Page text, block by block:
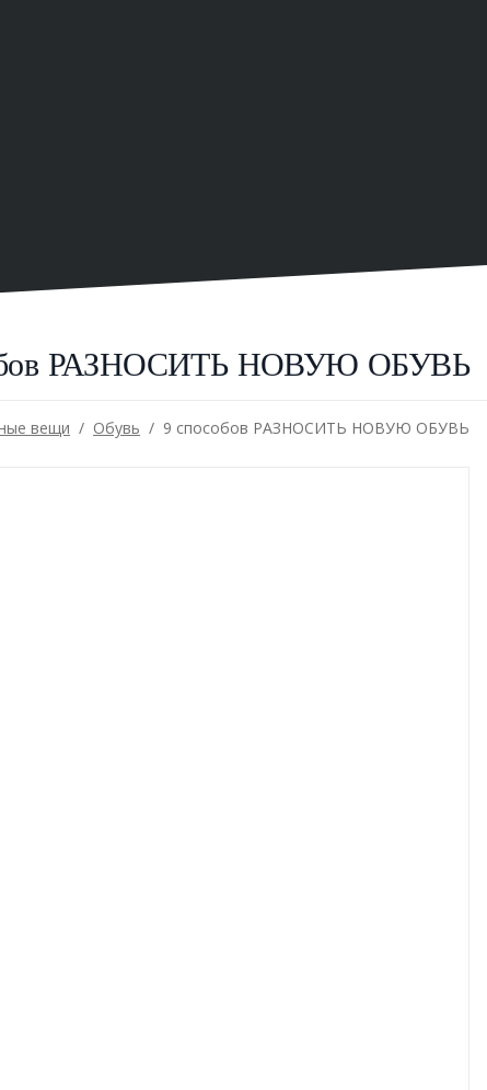
РАЗНОСИТЬ НОВУЮ ОБУВЬ
вещи / Обувь / 9 способов РАЗНОСИТЬ НОВУЮ ОБУВЬ